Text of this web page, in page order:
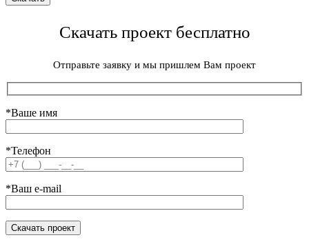
Скачать проект бесплатно
Отправьте заявку и мы пришлем Вам проект
*Ваше имя
*Телефон
*Ваш e-mail